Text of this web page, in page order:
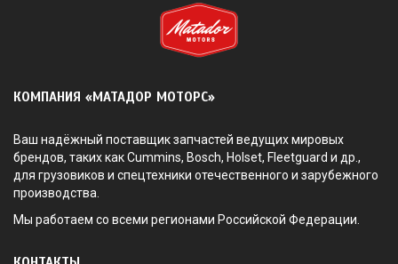
КОМПАНИЯ «МАТАДОР МОТОРС»
Ваш надёжный поставщик запчастей ведущих мировых
брендов, таких как Cummins, Bosch, Holset, Fleetguard и др.,
для грузовиков и спецтехники отечественного и зарубежного
производства.
Мы работаем со всеми регионами Российской Федерации.